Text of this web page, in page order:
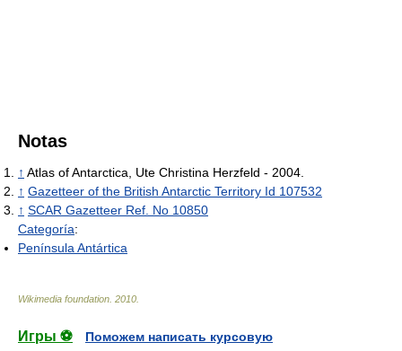
Notas
↑ Atlas of Antarctica, Ute Christina Herzfeld - 2004.
↑ Gazetteer of the British Antarctic Territory Id 107532
↑ SCAR Gazetteer Ref. No 10850
Categoría:
Península Antártica
Wikimedia foundation 2010
Игры ⚽
Поможем написать курсовую